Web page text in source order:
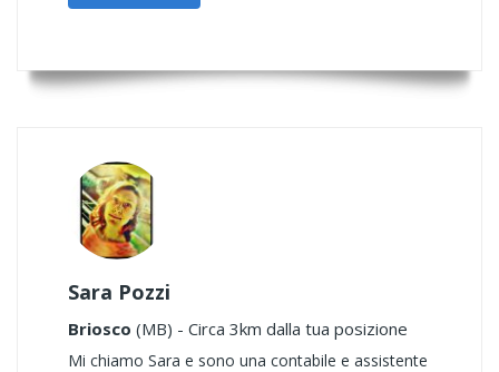
Sara Pozzi
Briosco (MB) - Circa 3km dalla tua posizione
Mi chiamo Sara e sono una contabile e assistente